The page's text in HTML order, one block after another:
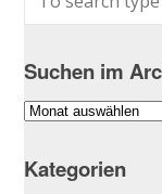
Suchen im
Suchen
Archiv
Kategorien